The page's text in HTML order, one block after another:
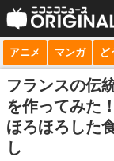
サービス一覧
niconico
動画
アニメ マンガ ど
フランスの伝
を作ってみた
ほろほろした
し